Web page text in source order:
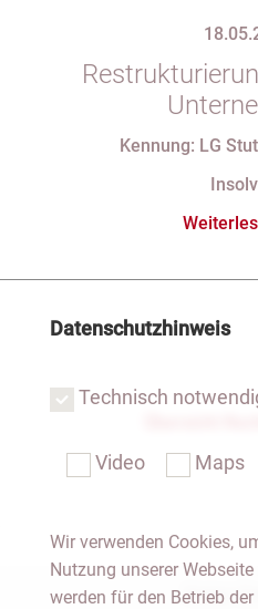
Kennung: LG
Notar
Datenschutzhinweis
Technisch
Video Maps
Wir verwenden Cookies,
Nutzung unserer
werden für den Betrieb der